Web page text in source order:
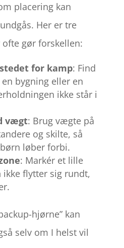
placering kan
Her er tre
gør forskellen:
for kamp: Find
bygning eller en
ikke står i
vægt: Brug vægte på
og skilte, så
løber forbi.
: Markér et lille
ikke flytter sig rundt,
hjørne” kan
selv om I helst vil